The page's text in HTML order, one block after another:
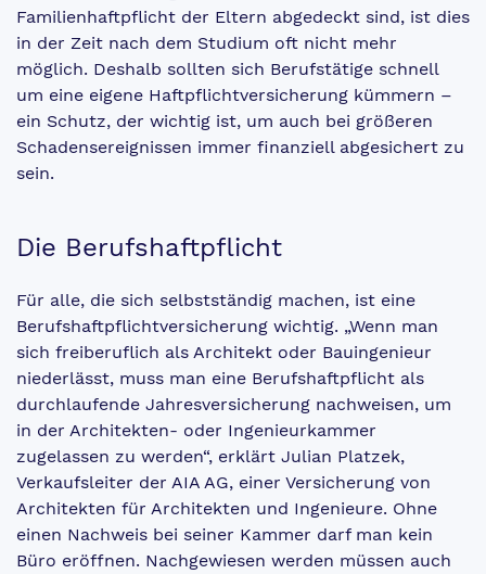
Familienhaftpflicht der Eltern abgedeckt sind, ist dies
in der Zeit nach dem Studium oft nicht mehr
möglich. Deshalb sollten sich Berufstätige schnell
um eine eigene Haftpflichtversicherung kümmern –
ein Schutz, der wichtig ist, um auch bei größeren
Schadensereignissen immer finanziell abgesichert zu
sein.
Die Berufshaftpflicht
Für alle, die sich selbstständig machen, ist eine
Berufshaftpflichtversicherung wichtig. „Wenn man
sich freiberuflich als Architekt oder Bauingenieur
niederlässt, muss man eine Berufshaftpflicht als
durchlaufende Jahresversicherung nachweisen, um
in der Architekten- oder Ingenieurkammer
zugelassen zu werden“, erklärt Julian Platzek,
Verkaufsleiter der AIA AG, einer Versicherung von
Architekten für Architekten und Ingenieure. Ohne
einen Nachweis bei seiner Kammer darf man kein
Büro eröffnen. Nachgewiesen werden müssen auch